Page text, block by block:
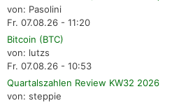
von: Pasolini
Fr. 07.08.26 - 11:20
Bitcoin (BTC)
von: lutzs
Fr. 07.08.26 - 10:53
Quartalszahlen Review KW32 2026
von: steppie